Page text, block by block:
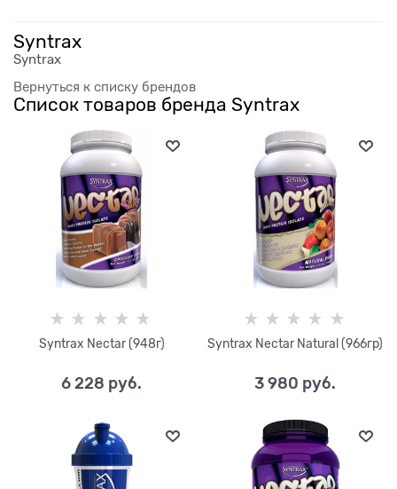
Syntrax
Syntrax
Вернуться к списку брендов
Список товаров бренда Syntrax
Syntrax Nectar (948г)
6 228 руб.
Syntrax Nectar Natural (966гр)
3 980 руб.